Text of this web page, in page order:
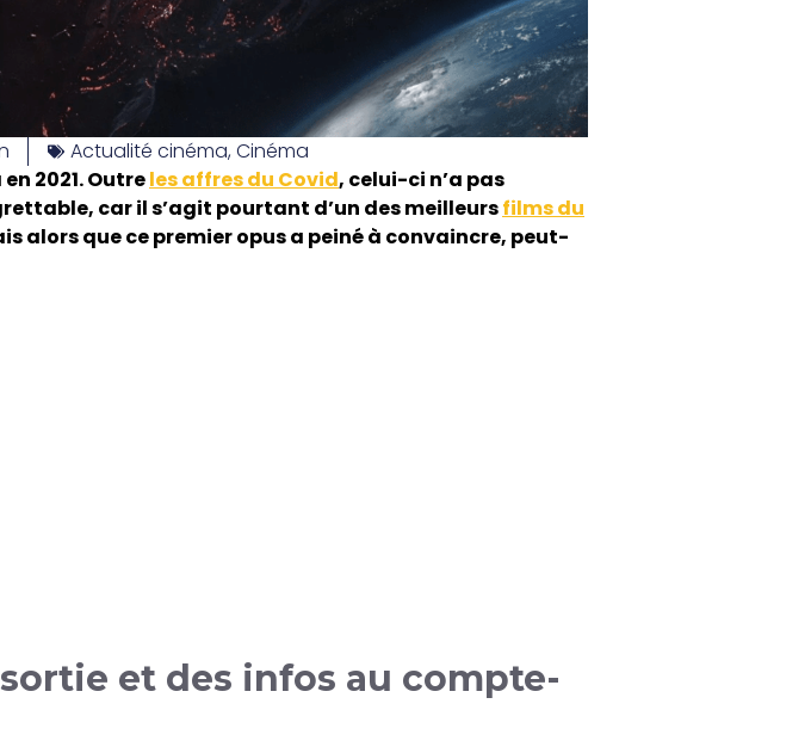
Actualité cinéma,Cinéma
2021. Outreles affres du Covid, celui-ci n’a pas
car il s’agit pourtant d’un des meilleursfilms du
alors que ce premier opus a peiné à convaincre, peut-
et des infos au compte-